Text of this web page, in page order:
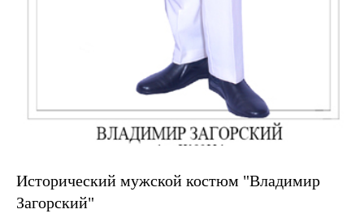
Исторический мужской костюм "Владимир
Загорский"